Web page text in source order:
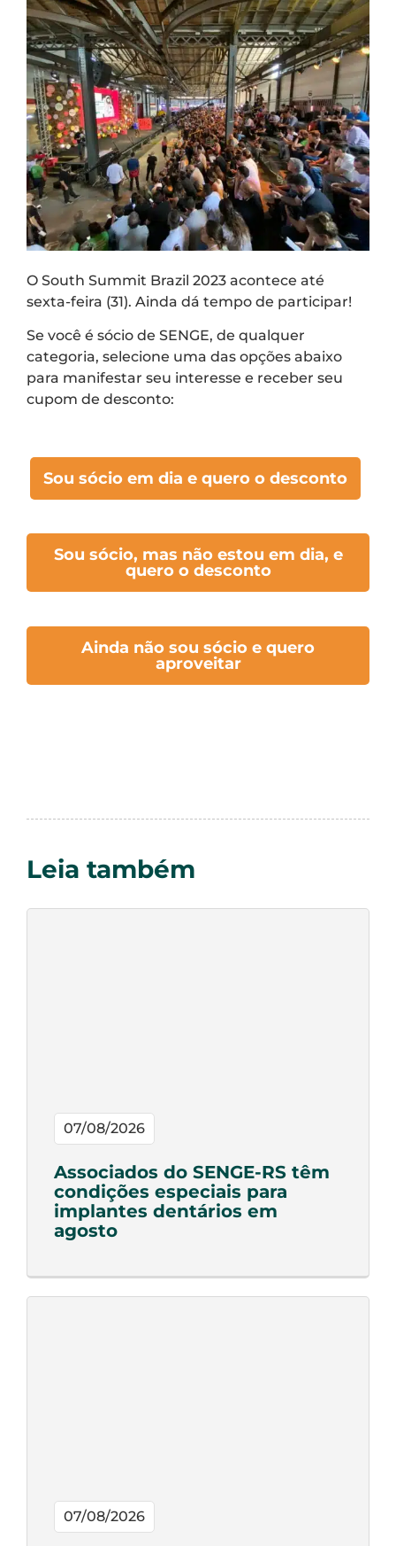
O South Summit Brazil 2023 acontece até
sexta-feira (31). Ainda dá tempo de participar!
Se você é sócio de SENGE, de qualquer
categoria, selecione uma das opções abaixo
para manifestar seu interesse e receber seu
cupom de desconto:
Sou sócio em dia e quero o desconto
Sou sócio, mas não estou em dia, e
quero o desconto
Ainda não sou sócio e quero
aproveitar
Leia também
07/08/2026
Associados do SENGE-RS têm
condições especiais para
implantes dentários em
agosto
07/08/2026